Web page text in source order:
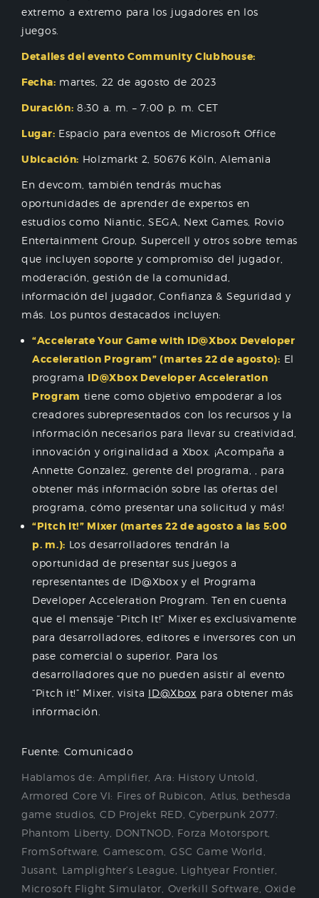
extremo a extremo para los jugadores en los
juegos.
Detalles del evento Community Clubhouse:
Fecha: martes, 22 de agosto de 2023
Duración: 8:30 a. m. – 7:00 p. m. CET
Lugar: Espacio para eventos de Microsoft Office
Ubicación: Holzmarkt 2, 50676 Köln, Alemania
En devcom, también tendrás muchas
oportunidades de aprender de expertos en
estudios como Niantic, SEGA, Next Games, Rovio
Entertainment Group, Supercell y otros sobre temas
que incluyen soporte y compromiso del jugador,
moderación, gestión de la comunidad,
información del jugador, Confianza & Seguridad y
más. Los puntos destacados incluyen:
“Accelerate Your Game with ID@Xbox Developer
Acceleration Program” (martes 22 de agosto): El
programa ID@Xbox Developer Acceleration
Program tiene como objetivo empoderar a los
creadores subrepresentados con los recursos y la
información necesarios para llevar su creatividad,
innovación y originalidad a Xbox. ¡Acompaña a
Annette Gonzalez, gerente del programa, , para
obtener más información sobre las ofertas del
programa, cómo presentar una solicitud y más!
“Pitch It!” Mixer (martes 22 de agosto a las 5:00
p. m.): Los desarrolladores tendrán la
oportunidad de presentar sus juegos a
representantes de ID@Xbox y el Programa
Developer Acceleration Program. Ten en cuenta
que el mensaje “Pitch It!” Mixer es exclusivamente
para desarrolladores, editores e inversores con un
pase comercial o superior. Para los
desarrolladores que no pueden asistir al evento
“Pitch it!” Mixer, visita ID@Xbox para obtener más
información.
Fuente: Comunicado
Hablamos de:Amplifier Ara: History Untold
Armored Core VI: Fires of Rubicon
Atlus bethesda
game studios CD Projekt RED ,Cyberpunk 2077:
Phantom Liberty DONTNOD Forza Motorsport
FromSoftware Gamescom GSC Game World
Jusant Lamplighter’s League Lightyear Frontier
Microsoft Flight Simulator Overkill Software Oxide